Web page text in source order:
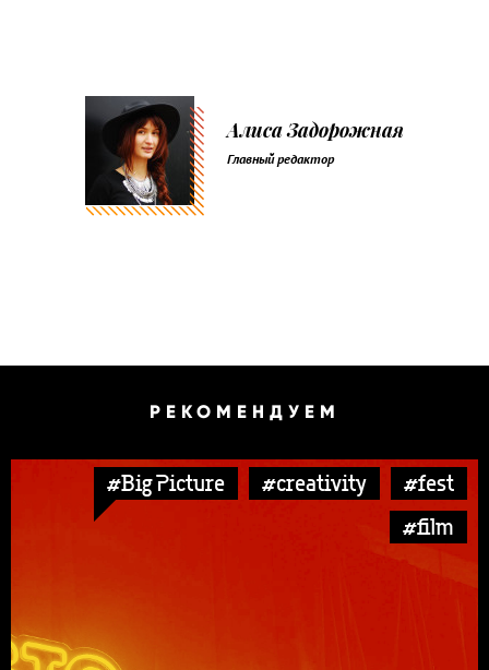
Алиса Задорожная
Главный редактор
РЕКОМЕНДУЕМ
#Big Picture #creativity
#fest
#film